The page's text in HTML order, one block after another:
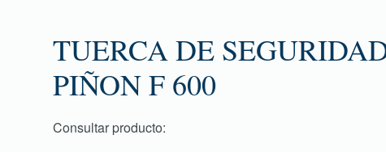
TUERCA DE
PIÑON F 600
Consultar producto: